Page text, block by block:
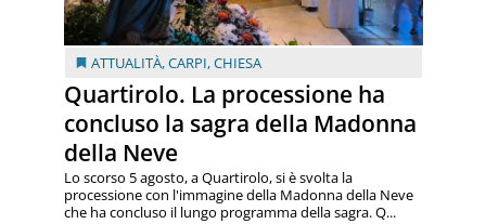
ATTUALITÀ,CARPI,CHIESA
Quartirolo. La processione ha
concluso la sagra della Madonna
della Neve
Lo scorso 5 agosto, a Quartirolo, si è svolta la
processione con l'immagine della Madonna della Neve
che ha concluso il lungo programma della sagra. Q...